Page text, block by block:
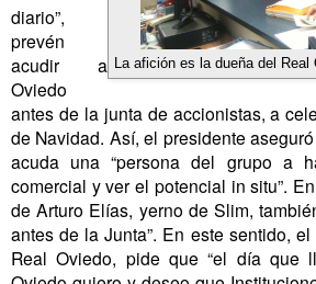
La afición es la dueña del Real
diario”,
prevén
acudir a
Oviedo
antes de la junta de accionistas, a
de Navidad. Así, el presidente
acuda una “persona del grupo a
comercial y ver el potencial in situ”.
de Arturo Elías, yerno de Slim,
antes de la Junta”. En este sentido,
Real Oviedo, pide que “el día que